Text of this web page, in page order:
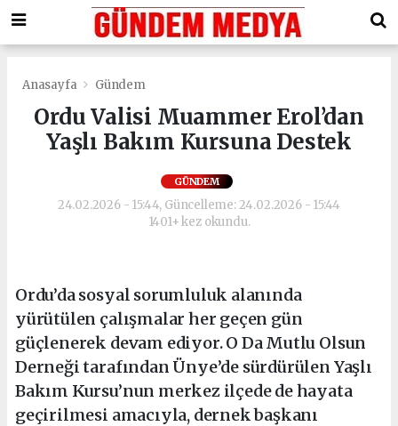
Anasayfa Gündem
Ordu Valisi Muammer Erol’dan
Yaşlı Bakım Kursuna Destek
GÜNDEM
24.02.2026 - 15:44, Güncelleme: 24.02.2026 - 15:44
1401+ kez okundu.
Ordu’da sosyal sorumluluk alanında
yürütülen çalışmalar her geçen gün
güçlenerek devam ediyor. O Da Mutlu Olsun
Derneği tarafından Ünye’de sürdürülen Yaşlı
Bakım Kursu’nun merkez ilçede de hayata
geçirilmesi amacıyla, dernek başkanı